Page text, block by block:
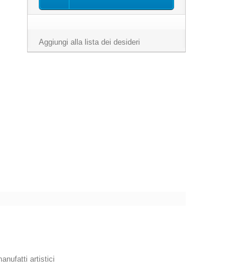
Aggiungi alla lista dei desideri
artistici